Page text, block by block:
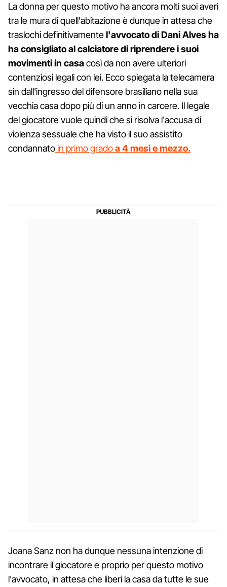
La donna per questo motivo ha ancora molti suoi averi
tra le mura di quell'abitazione è dunque in attesa che
traslochi definitivamentel'avvocato di Dani Alves ha
ha consigliato al calciatore di riprendere i suoi
movimenti in casacosì da non avere ulteriori
contenziosi legali con lei. Ecco spiegata la telecamera
sin dall'ingresso del difensore brasiliano nella sua
vecchia casa dopo più di un anno in carcere. Il legale
del giocatore vuole quindi che si risolva l'accusa di
violenza sessuale che ha visto il suo assistito
condannatoin primo gradoa 4 mesi e mezzo.
Joana Sanz non ha dunque nessuna intenzione di
incontrare il giocatore e proprio per questo motivo
l'avvocato, in attesa che liberi la casa da tutte le sue